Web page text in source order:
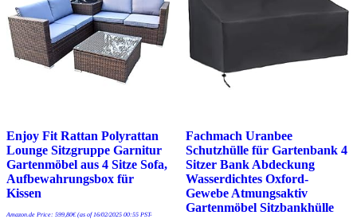
Enjoy Fit Rattan Polyrattan
Lounge Sitzgruppe Garnitur
Gartenmöbel aus 4 Sitze Sofa,
Aufbewahrungsbox für
Kissen
Amazon.de Price: 599,80€(as of 16/02/2025 00:55 PST-
Fachmach Uranbee
Schutzhülle für Gartenbank 4
Sitzer Bank Abdeckung
Wasserdichtes Oxford-
Gewebe Atmungsaktiv
Gartenmöbel Sitzbankhülle